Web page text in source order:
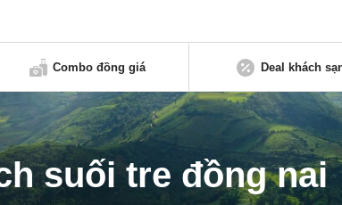
Combo đồng giá Deal khách
suối tre đồng nai